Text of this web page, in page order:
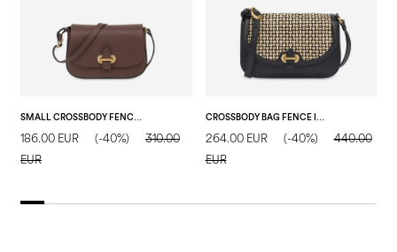
SMALL CROSSBODY FENCE BAG IN VITELLO BOTTALATO T.MORO
186.00 EUR (-40%)
310.00
EUR
CROSSBODY BAG FENCE IN VITELLO E RAFIA NERO/BEIGE/NERO
264.00 EUR (-40%)
440.00
EUR